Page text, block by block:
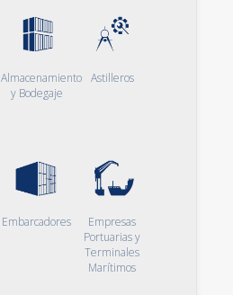
Almacenamiento
y Bodegaje
Astilleros
Embarcadores
Empresas
Portuarias y
Terminales
Marítimos